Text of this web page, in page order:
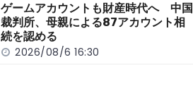
ゲームアカウントも財産時代へ 中国
裁判所、母親による87アカウント相
続を認める
2026/08/6 16:30